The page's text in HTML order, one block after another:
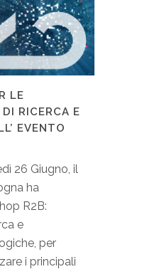
LE
RICERCA E
EVENTO
26 Giugno, il
ha
R2B:
e
per
i principali